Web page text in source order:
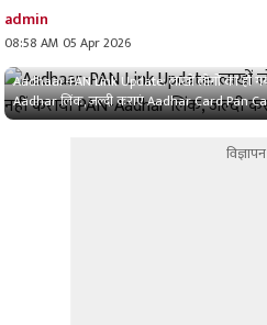
admin
08:58 AM 05 Apr 2026
Aadhaar-PAN Link Update: लाखों लोगों का हो
Aadhar लिंक, जल्दी कराएं Aadhar Card Pan
विज्ञापन